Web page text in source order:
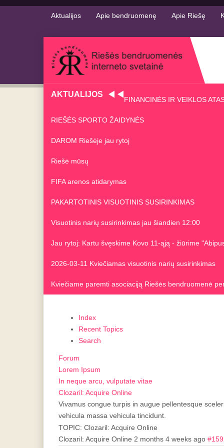
Aktualijos Apie bendruomenę Apie Riešę
AKTUALIJOS
FINANCINĖS IR VEIKLOS
RIEŠĖS SPORTO ŽAIDYNĖS
DAROM Riešėje jau rytoj
Riešė mūsų
FIFA arenos atidarymas
PAKARTOTINIS VISUOTINIS SUSIRINKIMAS
Visuotinis narių susirinkimas jau šiandien 12:00
Jau rytoj: Kartu švęskime Kovo 11-ąją - žiūrime
2026-03-11 Kviečiamas visuotinis narių susirinkimas
Kviečiame paremti asociaciją Riešės bendruomenė
Index
Recent Topics
Search
Forum
Lorem Ipsum
In neque arcu, vulputate vitae
Clozaril: Acquire Online
Vivamus congue turpis in augue pellentesque
vehicula massa vehicula tincidunt.
TOPIC: Clozaril: Acquire Online
Clozaril: Acquire Online 2 months 4 weeks ago